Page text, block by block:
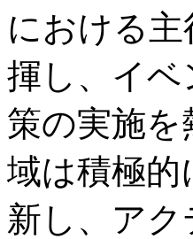
における
揮し、イベ
策の実施
域は積極的
新し、ア